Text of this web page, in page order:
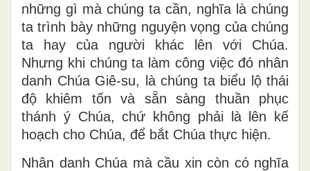
những gì mà chúng ta cần, nghĩa là chúng
ta trình bày những nguyện vọng của chúng
ta hay của người khác lên với Chúa.
Nhưng khi chúng ta làm công việc đó nhân
danh Chúa Giê-su, là chúng ta biểu lộ thái
độ khiêm tốn và sẵn sàng thuần phục
thánh ý Chúa, chứ không phải là lên kế
hoạch cho Chúa, để bắt Chúa thực hiện.
Nhân danh Chúa mà cầu xin còn có nghĩa